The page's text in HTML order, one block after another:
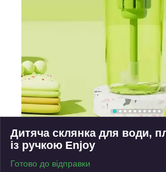
Дитяча склянка для води,
із ручкою Enjoy
Готово до відправки